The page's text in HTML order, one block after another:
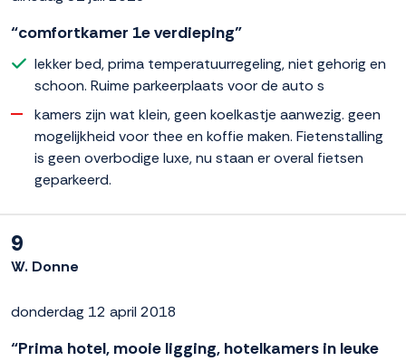
“comfortkamer 1e verdieping”
lekker bed, prima temperatuurregeling, niet gehorig en
schoon. Ruime parkeerplaats voor de auto s
kamers zijn wat klein, geen koelkastje aanwezig. geen
mogelijkheid voor thee en koffie maken. Fietenstalling
is geen overbodige luxe, nu staan er overal fietsen
geparkeerd.
9
W. Donne
donderdag 12 april 2018
“Prima hotel, mooie ligging, hotelkamers in leuke